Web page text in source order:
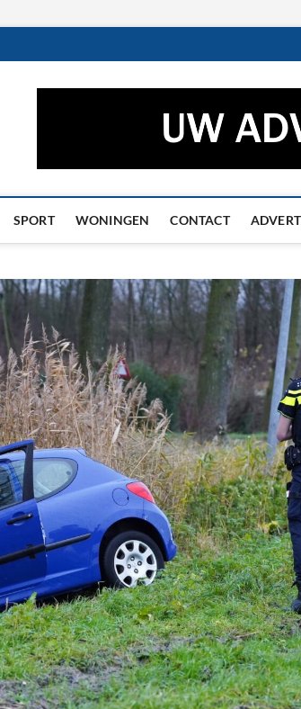
– Het
SPORT WONINGEN CONTACT